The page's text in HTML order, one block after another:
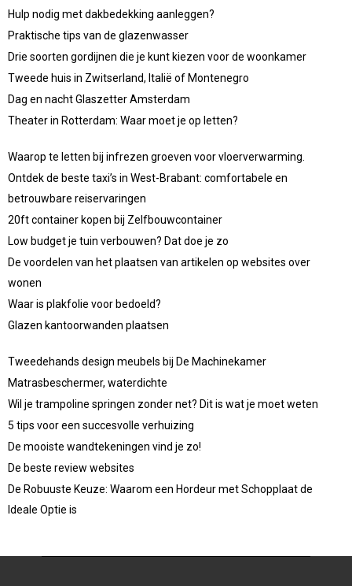
Hulp nodig met dakbedekking aanleggen?
Praktische tips van de glazenwasser
Drie soorten gordijnen die je kunt kiezen voor de woonkamer
Tweede huis in Zwitserland, Italië of Montenegro
Dag en nacht Glaszetter Amsterdam
Theater in Rotterdam: Waar moet je op letten?
Waarop te letten bij infrezen groeven voor vloerverwarming.
Ontdek de beste taxi’s in West-Brabant: comfortabele en
betrouwbare reiservaringen
20ft container kopen bij Zelfbouwcontainer
Low budget je tuin verbouwen? Dat doe je zo
De voordelen van het plaatsen van artikelen op websites over
wonen
Waar is plakfolie voor bedoeld?
Glazen kantoorwanden plaatsen
Tweedehands design meubels bij De Machinekamer
Matrasbeschermer, waterdichte
Wil je trampoline springen zonder net? Dit is wat je moet weten
5 tips voor een succesvolle verhuizing
De mooiste wandtekeningen vind je zo!
De beste review websites
De Robuuste Keuze: Waarom een Hordeur met Schopplaat de
Ideale Optie is